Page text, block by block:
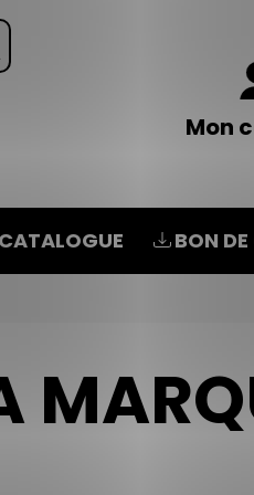
Mon
CATALOGUE BON